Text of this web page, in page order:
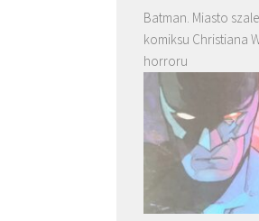
Batman. Miasto
komiksu Christiana
horroru